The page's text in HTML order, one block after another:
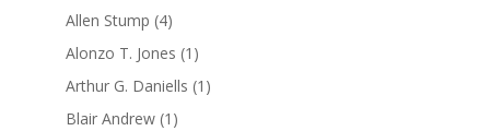
Allen Stump 44
produits
Alonzo T. Jones 1 1
produit
Arthur G. Daniells 1 1
Blair Andrew 1 1